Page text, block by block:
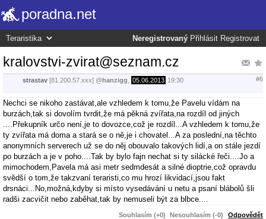
poradna.net
Neregistrovaný Přihlásit Registrovat
kralovstvi-zvirat@seznam.cz
strastav [81.200.57.xxx] @hanzigg 05.06.2013 19:30 #6
Nechci se nikoho zastávat,ale vzhledem k tomu,že Pavelu vídám na
burzách,tak si dovolím tvrdit,že má pěkná zvířata,na rozdíl od jiných
....Překupník určo není,je to dovozce,což je rozdíl...A vzhledem k tomu,že
ty zvířata má doma a stará se o ně,je i chovatel...A za poslední,na těchto
anonymních serverech už se do něj obouvalo takových lidí,a on stále jezdí
po burzách a je v poho....Tak by bylo fajn nechat si ty silácké řeči....Jo a
mimochodem,Pavela má asi metr sedmdesát a silné dioptrie,což opravdu
svědší o tom,že takzvaní teraristi,co mu hrozí likvidací,jsou fakt
drsnáci...No,možná,kdyby si místo vysedávání u netu a psaní blábolů šli
radši zacvičit nebo zaběhat,tak by nemuseli být za blbce....
Souhlasím (+0) Nesouhlasím (-0) Odpovědět